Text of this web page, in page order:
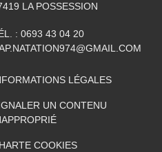
LA POSSESSION
: 0693 43 04 20
LÉGALES
UN CONTENU
COOKIES